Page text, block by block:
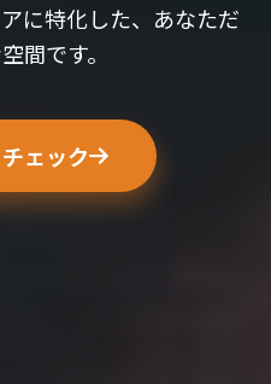
に特化した、あなただ
間です。
ェック